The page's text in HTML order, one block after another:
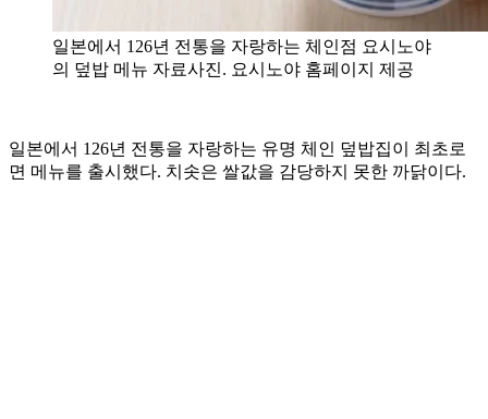
일본에서 126년 전통을 자랑하는 체인점 요시노야
의 덮밥 메뉴 자료사진. 요시노야 홈페이지 제공
일본에서 126년 전통을 자랑하는 유명 체인 덮밥집이 최초로
면 메뉴를 출시했다. 치솟은 쌀값을 감당하지 못한 까닭이다.